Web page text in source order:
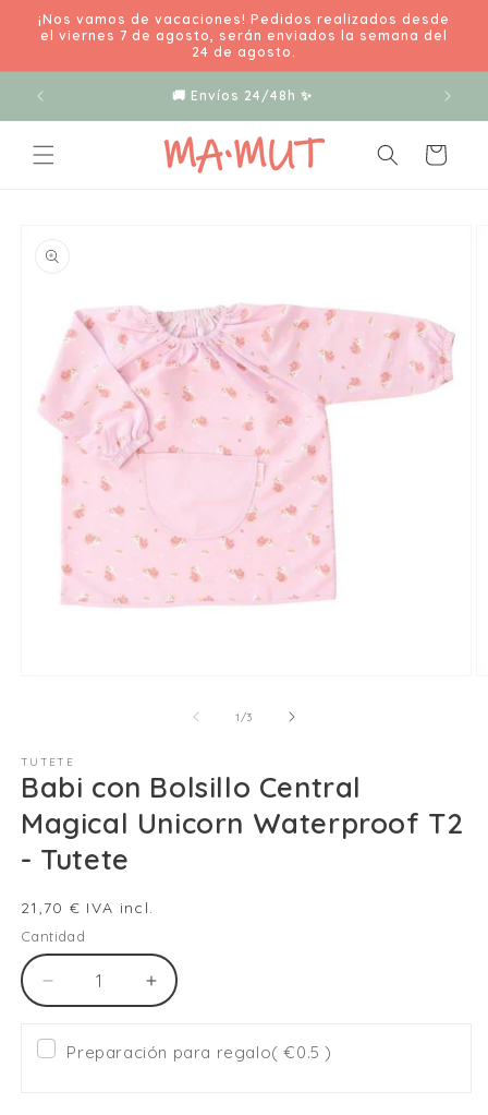
directamente
al contenido
¡Nos vamos de vacaciones! Pedidos realizados desde
el viernes 7 de agosto, serán enviados la semana del
24 de agosto.
🚚 Envíos 24/48h ✨
Carrito
información
una
ventana
modal
1/de
3
TUTETE
Babi con Bolsillo Central
Magical Unicorn Waterproof T2
- Tutete
Precio
habitual
21,70 € IVA incl.
Cantidad
Reducir
cantidad
para
Babi
Aumentar
cantidad
Babi
Preparación para regalo( €0.5 )